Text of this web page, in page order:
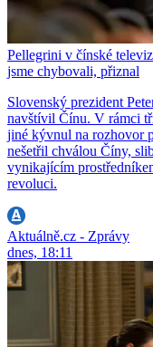
Pellegrini v čínské
jsme chybovali, přiznal
Slovenský prezident
navštívil Čínu. V rámci
jiné kývnul na rozhovor
nešetřil chválou Číny,
vynikajícím
revoluci.
Aktuálně.cz - Zprávy
dnes, 18:11